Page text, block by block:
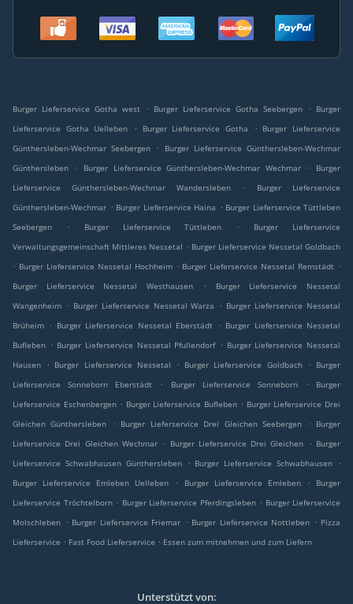
Burger Lieferservice Gotha west . Burger Lieferservice Gotha Seebergen . Burger
Lieferservice Gotha Uelleben
. Burger Lieferservice Gotha . Burger Lieferservice
Günthersleben-Wechmar Seebergen
.
Burger Lieferservice Günthersleben-Wechmar
Günthersleben
. Burger Lieferservice Günthersleben-Wechmar Wechmar .
Burger
Lieferservice Günthersleben-Wechmar Wandersleben
.
Burger Lieferservice
Günthersleben-Wechmar . Burger Lieferservice Haina . Burger Lieferservice Tüttleben
Seebergen
. Burger Lieferservice Tüttleben .
Burger Lieferservice
Verwaltungsgemeinschaft Mittleres Nessetal . Burger Lieferservice Nessetal Goldbach
. Burger Lieferservice Nessetal Hochheim . Burger Lieferservice Nessetal Remstädt .
Burger Lieferservice Nessetal Westhausen
.
Burger Lieferservice Nessetal
Wangenheim . Burger Lieferservice Nessetal Warza . Burger Lieferservice Nessetal
Brüheim . Burger Lieferservice Nessetal Eberstädt . Burger Lieferservice Nessetal
Bufleben . Burger Lieferservice Nessetal Pfullendorf . Burger Lieferservice Nessetal
Hausen
. Burger Lieferservice Nessetal . Burger Lieferservice Goldbach . Burger
Lieferservice Sonneborn Eberstädt
. Burger Lieferservice Sonneborn .
Burger
Lieferservice Eschenbergen . Burger Lieferservice Bufleben . Burger Lieferservice Drei
Gleichen Günthersleben
. Burger Lieferservice Drei Gleichen Seebergen . Burger
Lieferservice Drei Gleichen Wechmar . Burger Lieferservice Drei Gleichen . Burger
Lieferservice Schwabhausen Günthersleben
. Burger Lieferservice Schwabhausen
.
Burger Lieferservice Emleben Uelleben
. Burger Lieferservice Emleben .
Burger
Lieferservice Tröchtelborn . Burger Lieferservice Pferdingsleben . Burger Lieferservice
Molschleben . Burger Lieferservice Friemar . Burger Lieferservice Nottleben . Pizza
Lieferservice . Fast Food Lieferservice . Essen zum mitnehmen und zum Liefern
Unterstützt von: